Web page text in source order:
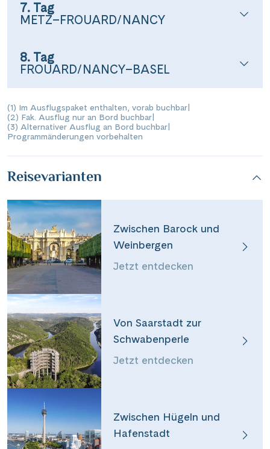
Teile diese Reise
Von Barock zu Belle Époque
7. Tag
METZ–FROUARD/NANCY
8. Tag
FROUARD/NANCY–BASEL
(1) Im Ausflugspaket enthalten, vorab buchbar
(2) Fak. Ausflug nur an Bord buchbar
(3) Alternativer Ausflug an Bord buchbar
Programmänderungen vorbehalten
Reisevarianten
Zwischen Barock und
Weinbergen
Jetzt entdecken
Von Saarstadt zur
Schwabenperle
Jetzt entdecken
Zwischen Hügeln und
Hafenstadt